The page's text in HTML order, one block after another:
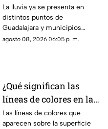
Guadalajara deja
fuertes vientos y
amenaza de granizo
La lluvia ya se presenta en
distintos puntos de
Guadalajara y municipios
cercanos, con fuertes vientos,
agosto 08, 2026 06:05 p. m.
¿Qué significan las
líneas de colores en las
llantas nuevas?
Las líneas de colores que
aparecen sobre la superficie